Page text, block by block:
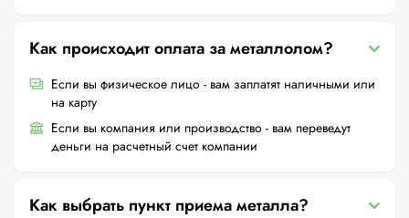
Как происходит оплата за металлолом?
Если вы физическое лицо - вам заплатят наличными или
на карту
Если вы компания или производство - вам переведут
деньги на расчетный счет компании
Как выбрать пункт приема металла?